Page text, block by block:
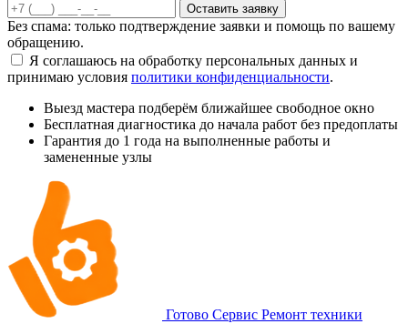
Оставить заявку
Без спама: только подтверждение заявки и помощь по вашему
обращению.
Я соглашаюсь на обработку персональных данных и
принимаю условия политики конфиденциальности.
Выезд мастера подберём ближайшее свободное окно
Бесплатная диагностика до начала работ без предоплаты
Гарантия до 1 года на выполненные работы и
замененные узлы
Готово Сервис Ремонт техники